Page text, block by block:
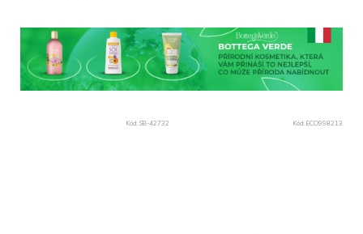
Kód: SB-42732 Kód: ECO998213